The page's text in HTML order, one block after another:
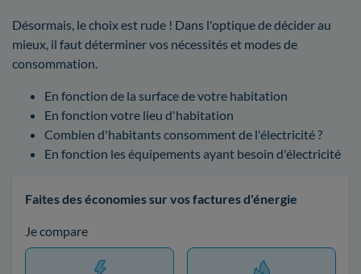
Désormais, le choix est rude ! Dans l'optique de décider au
mieux, il faut déterminer vos nécessités et modes de
consommation.
En fonction de la surface de votre habitation
En fonction votre lieu d'habitation
Combien d'habitants consomment de l'électricité ?
En fonction les équipements ayant besoin d'électricité
Faites des économies sur vos factures d'énergie
Je compare